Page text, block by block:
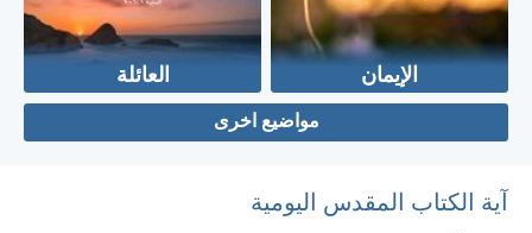
الإيمان العائلة
مواضيع اخرى
آية الكتاب المقدس اليومية